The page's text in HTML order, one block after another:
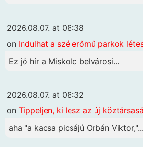
2026.08.07. at 08:38
on Indulhat a szélerőmű parkok
Ez jó hír a Miskolc belvárosi...
2026.08.07. at 08:32
on Tippeljen, ki lesz az új
aha "a kacsa picsájú Orbán Viktor,"...